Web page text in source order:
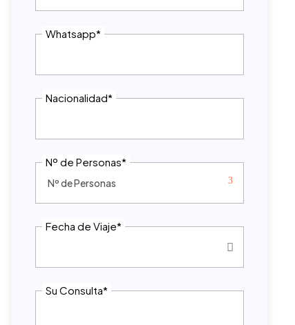
Whatsapp*
Nacionalidad*
Nº de Personas*
Fecha de Viaje*
Su Consulta*